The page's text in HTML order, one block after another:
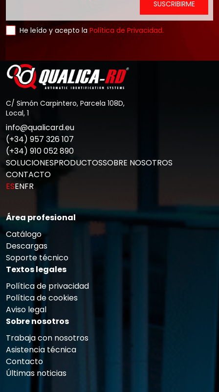
He leído y acepto la Política de Privacidad.
C/ Simón Carpintero, Parcela 108D,
Local, 1
info@qualicard.eu
(+34) 957 326 107
(+34) 910 052 890
SOLUCIONESPRODUCTOSSOBRE NOSOTROS
CONTACTO
ESENFR
Área profesional
Catálogo
Descargas
Soporte técnico
Textos legales
Política de privacidad
Política de cookies
Aviso legal
Sobre nosotros
Trabaja con nosotros
Asistencia técnica
Contacto
Últimas noticias